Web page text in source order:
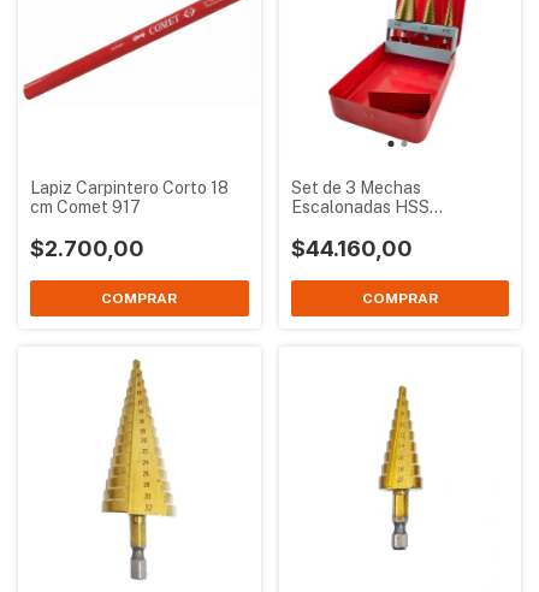
Lapiz Carpintero Corto 18
cm Comet 917
$2.700,00
Set de 3 Mechas
Escalonadas HSS
$44.160,00